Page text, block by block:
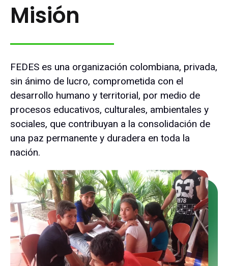
Misión
FEDES es una organización colombiana, privada,
sin ánimo de lucro, comprometida con el
desarrollo humano y territorial, por medio de
procesos educativos, culturales, ambientales y
sociales, que contribuyan a la consolidación de
una paz permanente y duradera en toda la
nación.